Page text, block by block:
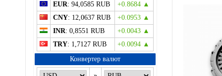
EUR: 94,0585 RUB
+0.8684 ▲
CNY: 12,0637 RUB
+0.0953 ▲
INR: 0,8551 RUB
+0.0043 ▲
TRY: 1,7127 RUB
+0.0094 ▲
Конвертер валют